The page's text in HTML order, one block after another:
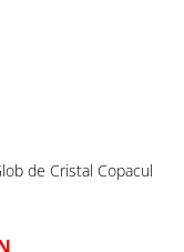
de Cristal Copacul